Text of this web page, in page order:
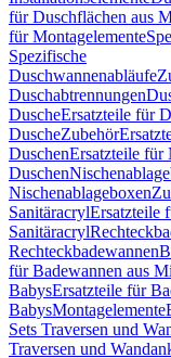
für Duschflächen aus
für Montagelemente
Spezifische
Duschwannenabläufe
Duschabtrennungen
DuscheErsatzteile für
DuscheZubehör
DuschenErsatzteile für
Duschen
Nischenablageboxen
SanitäracrylErsatzteile
Sanitäracryl
Rechteckbadewannen
für Badewannen aus
BabysErsatzteile für
BabysMontagelemente
Sets Traversen und
Traversen und